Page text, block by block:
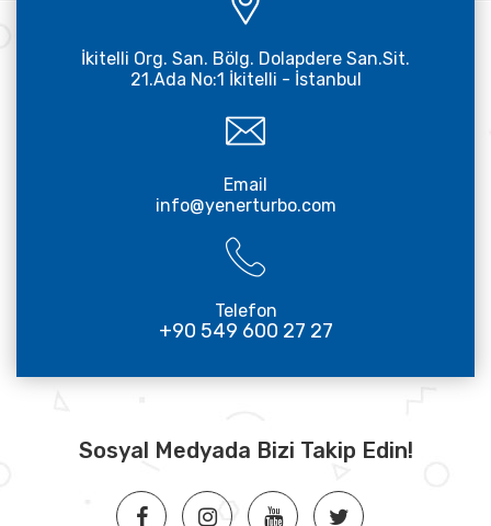
İkitelli Org. San. Bölg. Dolapdere San.Sit.
21.Ada No:1 İkitelli - İstanbul
Email
info@yenerturbo.com
Telefon
+90 549 600 27 27
Sosyal Medyada Bizi Takip Edin!